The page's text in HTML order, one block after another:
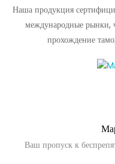
Наша продукция
международные рынки,
прохождение
Ваш пропуск к